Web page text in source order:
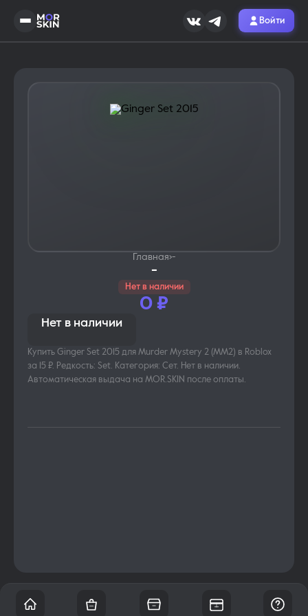
Войти
Главная›-
-
Нет в наличии
0 ₽
Нет в наличии
Купить Ginger Set 2015 для Murder Mystery 2 (MM2) в Roblox
за 15 ₽. Редкость: Set. Категория: Сет. Нет в наличии.
Автоматическая выдача на MOR.SKIN после оплаты.